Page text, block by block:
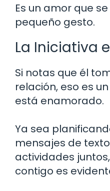
Es un amor que
pequeño gesto.
La Iniciativa
Si notas que él
relación, eso es
está enamorado.
Ya sea
mensajes de
actividades
contigo es